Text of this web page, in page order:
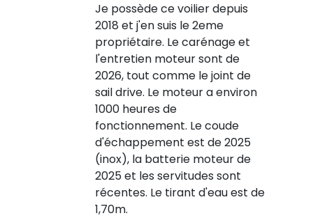
Je possède ce voilier depuis
2018 et j'en suis le 2eme
propriétaire. Le carénage et
l'entretien moteur sont de
2026, tout comme le joint de
sail drive. Le moteur a environ
1000 heures de
fonctionnement. Le coude
d'échappement est de 2025
(inox), la batterie moteur de
2025 et les servitudes sont
récentes. Le tirant d'eau est de
1,70m.